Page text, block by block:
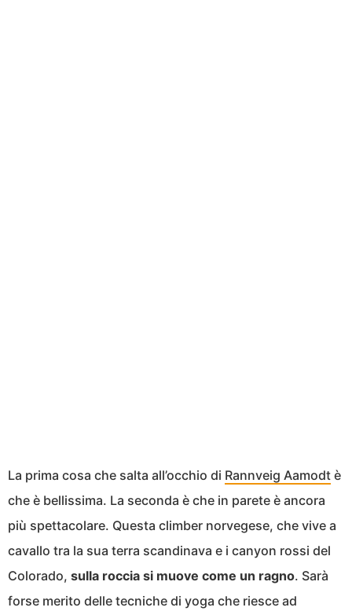
La prima cosa che salta all’occhio di Rannveig Aamodt è
che è bellissima. La seconda è che in parete è ancora
più spettacolare. Questa climber norvegese, che vive a
cavallo tra la sua terra scandinava e i canyon rossi del
Colorado, sulla roccia si muove come un ragno. Sarà
forse merito delle tecniche di yoga che riesce ad